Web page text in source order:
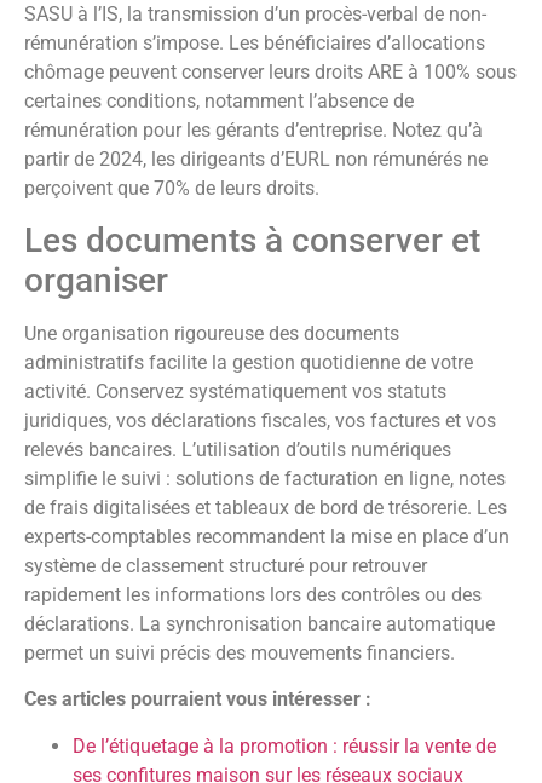
SASU à l’IS, la transmission d’un procès-verbal de non-
rémunération s’impose. Les bénéficiaires d’allocations
chômage peuvent conserver leurs droits ARE à 100% sous
certaines conditions, notamment l’absence de
rémunération pour les gérants d’entreprise. Notez qu’à
partir de 2024, les dirigeants d’EURL non rémunérés ne
perçoivent que 70% de leurs droits.
Les documents à conserver et
organiser
Une organisation rigoureuse des documents
administratifs facilite la gestion quotidienne de votre
activité. Conservez systématiquement vos statuts
juridiques, vos déclarations fiscales, vos factures et vos
relevés bancaires. L’utilisation d’outils numériques
simplifie le suivi : solutions de facturation en ligne, notes
de frais digitalisées et tableaux de bord de trésorerie. Les
experts-comptables recommandent la mise en place d’un
système de classement structuré pour retrouver
rapidement les informations lors des contrôles ou des
déclarations. La synchronisation bancaire automatique
permet un suivi précis des mouvements financiers.
Ces articles pourraient vous intéresser :
De l’étiquetage à la promotion : réussir la vente de
ses confitures maison sur les réseaux sociaux